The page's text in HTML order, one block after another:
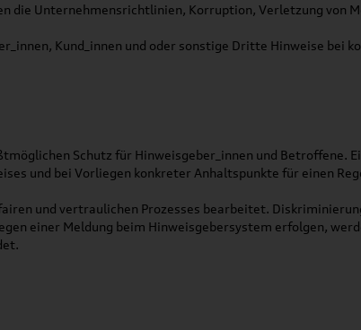
die Unternehmensrichtlinien, Korruption, Verletzung von
Kund_innen und oder sonstige Dritte Hinweise bei
Schutz für Hinweisgeber_innen und Betroffene.
und bei Vorliegen konkreter Anhaltspunkte für einen
und vertraulichen Prozesses bearbeitet.
einer Meldung beim Hinweisgebersystem erfolgen,